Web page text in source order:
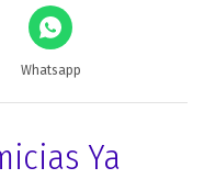
Whatsapp
Ya